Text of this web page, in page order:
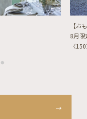
【お
8月限
〈